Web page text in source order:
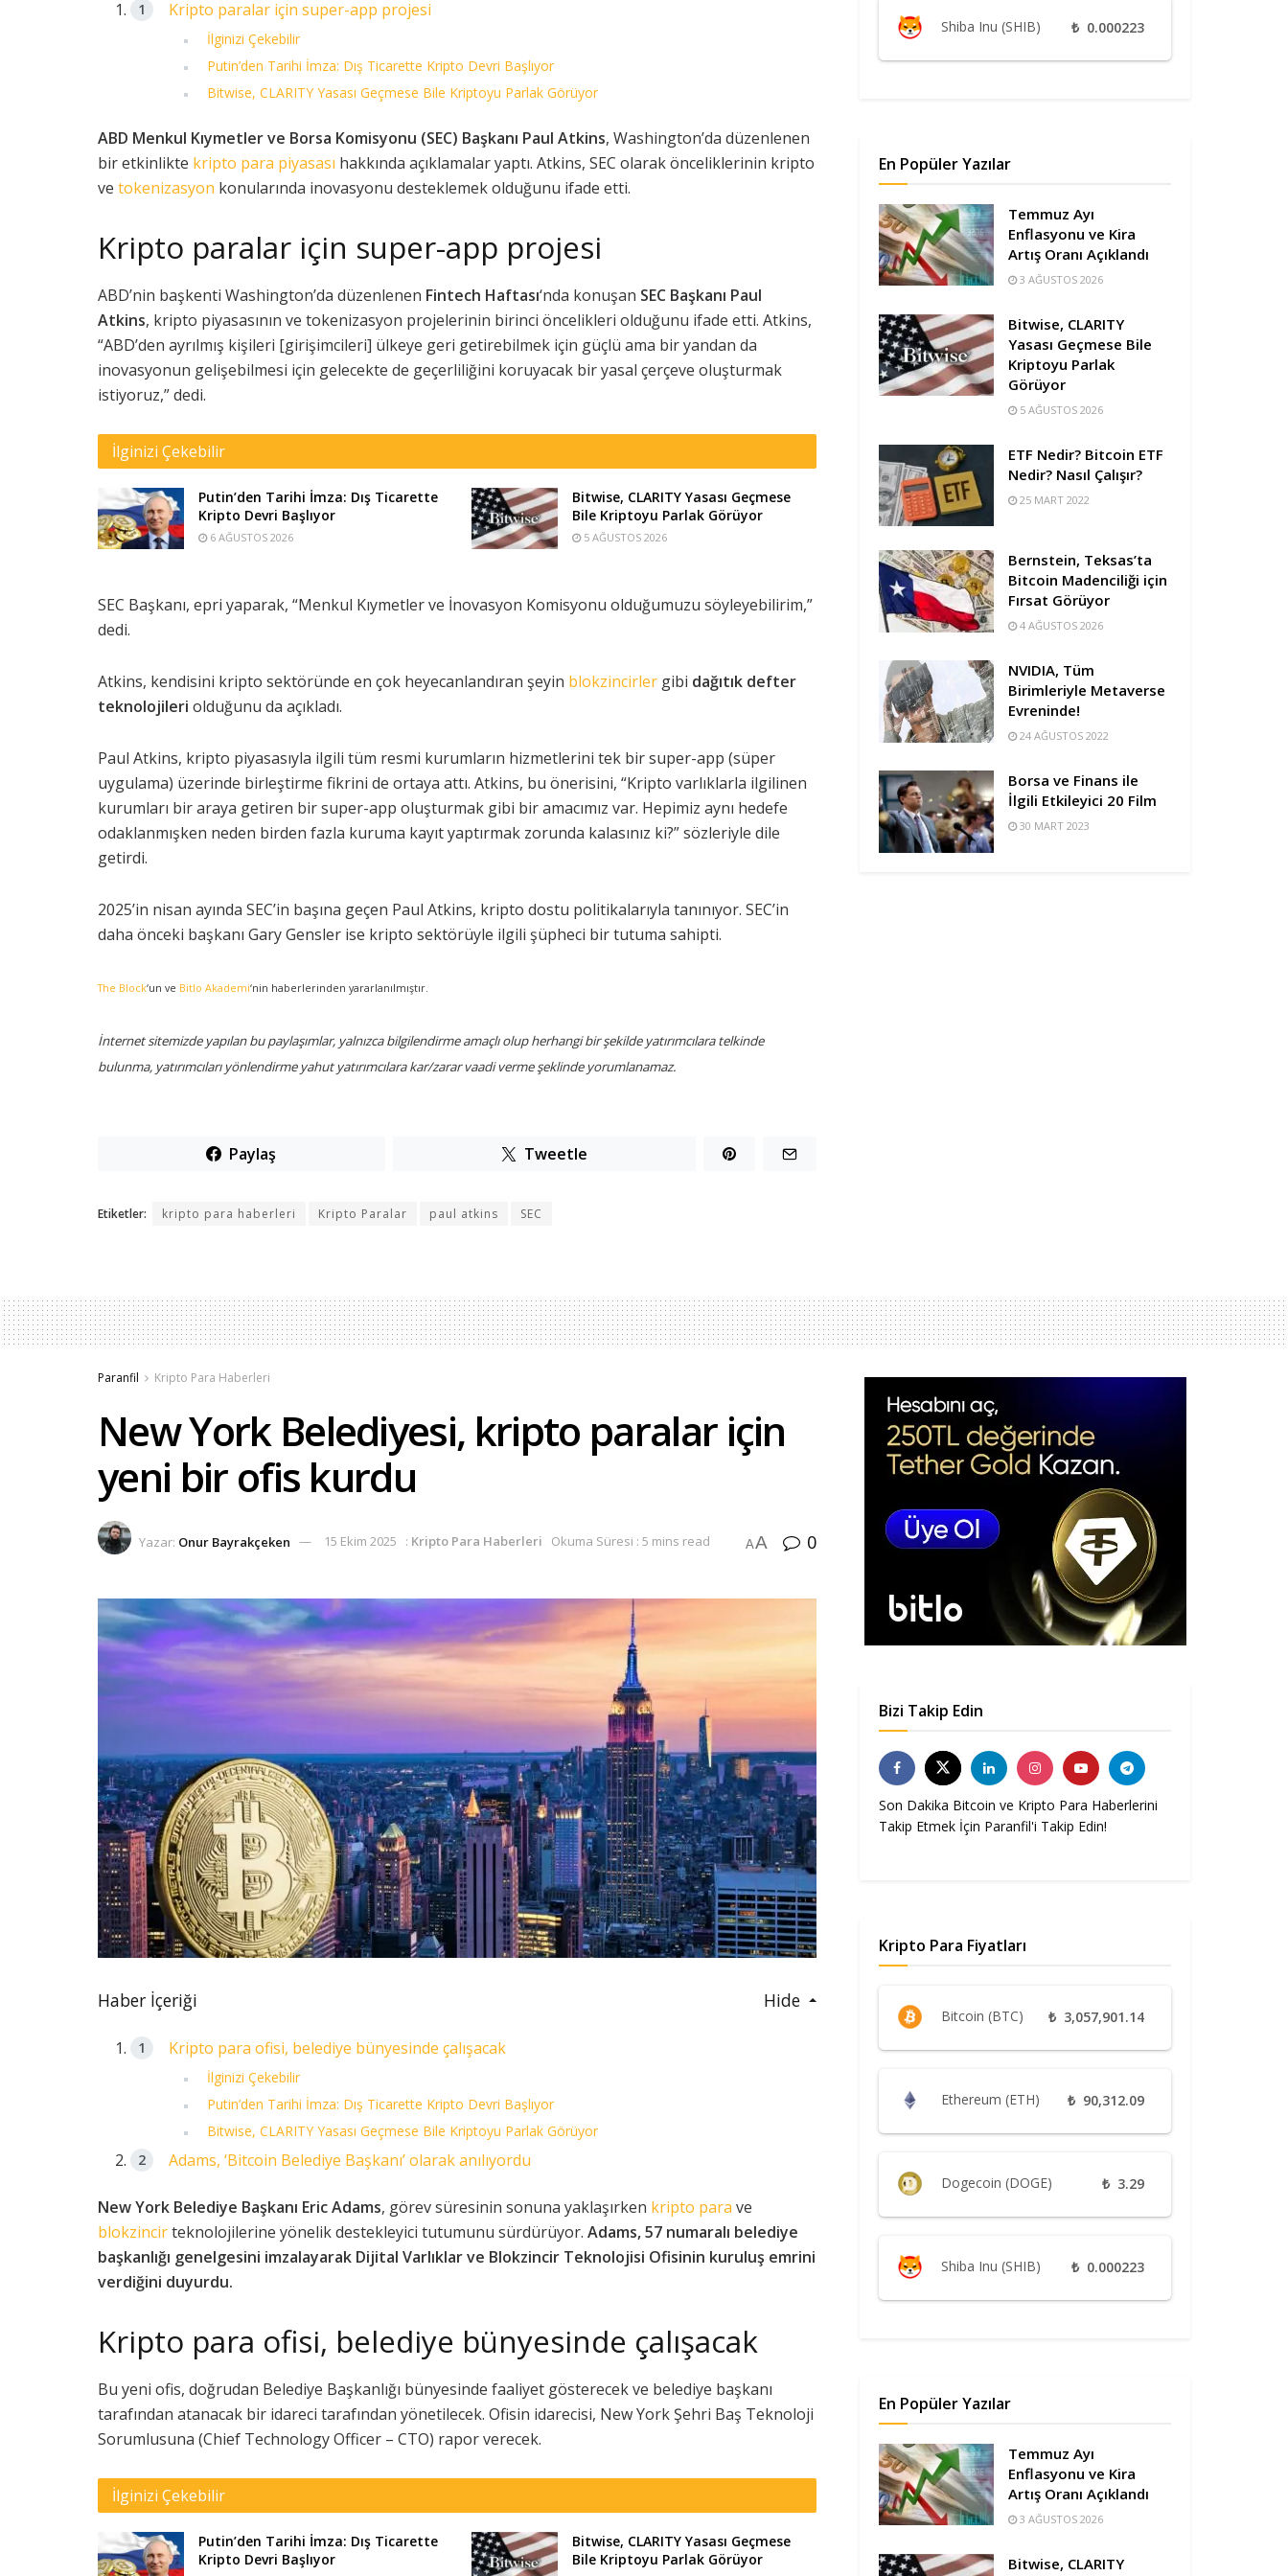
Kripto paralar için super-app projesi
İlginizi Çekebilir
Putin’den Tarihi İmza: Dış Ticarette Kripto Devri Başlıyor
Bitwise, CLARITY Yasası Geçmese Bile Kriptoyu Parlak Görüyor
ABD Menkul Kıymetler ve Borsa Komisyonu (SEC) Başkanı Paul Atkins, Washington’da düzenlenen
bir etkinlikte kripto para piyasası hakkında açıklamalar yaptı. Atkins, SEC olarak önceliklerinin kripto
ve tokenizasyon konularında inovasyonu desteklemek olduğunu ifade etti.
Kripto paralar için super-app projesi
ABD’nin başkenti Washington’da düzenlenen Fintech Haftası‘nda konuşan SEC Başkanı Paul
Atkins, kripto piyasasının ve tokenizasyon projelerinin birinci öncelikleri olduğunu ifade etti. Atkins,
“ABD’den ayrılmış kişileri [girişimcileri] ülkeye geri getirebilmek için güçlü ama bir yandan da
inovasyonun gelişebilmesi için gelecekte de geçerliliğini koruyacak bir yasal çerçeve oluşturmak
istiyoruz,” dedi.
İlginizi Çekebilir
Putin’den Tarihi İmza: Dış Ticarette
Kripto Devri Başlıyor
6 AĞUSTOS 2026
Bitwise, CLARITY Yasası Geçmese
Bile Kriptoyu Parlak Görüyor
5 AĞUSTOS 2026
SEC Başkanı, epri yaparak, “Menkul Kıymetler ve İnovasyon Komisyonu olduğumuzu söyleyebilirim,”
dedi.
Atkins, kendisini kripto sektöründe en çok heyecanlandıran şeyin blokzincirler gibi dağıtık defter
teknolojileri olduğunu da açıkladı.
Paul Atkins, kripto piyasasıyla ilgili tüm resmi kurumların hizmetlerini tek bir super-app (süper
uygulama) üzerinde birleştirme fikrini de ortaya attı. Atkins, bu önerisini, “Kripto varlıklarla ilgilinen
kurumları bir araya getiren bir super-app oluşturmak gibi bir amacımız var. Hepimiz aynı hedefe
odaklanmışken neden birden fazla kuruma kayıt yaptırmak zorunda kalasınız ki?” sözleriyle dile
getirdi.
2025’in nisan ayında SEC’in başına geçen Paul Atkins, kripto dostu politikalarıyla tanınıyor. SEC’in
daha önceki başkanı Gary Gensler ise kripto sektörüyle ilgili şüpheci bir tutuma sahipti.
The Block‘un ve Bitlo Akademi‘nin haberlerinden yararlanılmıştır.
İnternet sitemizde yapılan bu paylaşımlar, yalnızca bilgilendirme amaçlı olup herhangi bir şekilde yatırımcılara telkinde
bulunma, yatırımcıları yönlendirme yahut yatırımcılara kar/zarar vaadi verme şeklinde yorumlanamaz.
Paylaş Tweetle
Etiketler: kripto para haberleri Kripto Paralar paul atkins SEC
Shiba Inu (SHIB) ₺ 0.000223
En Popüler Yazılar
Temmuz Ayı
Enflasyonu ve Kira
Artış Oranı Açıklandı
3 AĞUSTOS 2026
Bitwise, CLARITY
Yasası Geçmese Bile
Kriptoyu Parlak
Görüyor
5 AĞUSTOS 2026
ETF Nedir? Bitcoin ETF
Nedir? Nasıl Çalışır?
25 MART 2022
Bernstein, Teksas’ta
Bitcoin Madenciliği için
Fırsat Görüyor
4 AĞUSTOS 2026
NVIDIA, Tüm
Birimleriyle Metaverse
Evreninde!
24 AĞUSTOS 2022
Borsa ve Finans ile
İlgili Etkileyici 20 Film
30 MART 2023
Paranfil Kripto Para Haberleri
New York Belediyesi, kripto paralar için
yeni bir ofis kurdu
Yazar: Onur Bayrakçeken 15 Ekim 2025 : Kripto Para Haberleri Okuma Süresi : 5 mins read AA 0
Haber İçeriği Hide
Kripto para ofisi, belediye bünyesinde çalışacak
İlginizi Çekebilir
Putin’den Tarihi İmza: Dış Ticarette Kripto Devri Başlıyor
Bitwise, CLARITY Yasası Geçmese Bile Kriptoyu Parlak Görüyor
Adams, ‘Bitcoin Belediye Başkanı’ olarak anılıyordu
New York Belediye Başkanı Eric Adams, görev süresinin sonuna yaklaşırken kripto para ve
blokzincirteknolojilerine yönelik destekleyici tutumunu sürdürüyor. Adams, 57 numaralı belediye
başkanlığı genelgesini imzalayarak Dijital Varlıklar ve Blokzincir Teknolojisi Ofisinin kuruluş emrini
verdiğini duyurdu.
Kripto para ofisi, belediye bünyesinde çalışacak
Bu yeni ofis, doğrudan Belediye Başkanlığı bünyesinde faaliyet gösterecek ve belediye başkanı
tarafından atanacak bir idareci tarafından yönetilecek. Ofisin idarecisi, New York Şehri Baş Teknoloji
Sorumlusuna (Chief Technology Officer – CTO) rapor verecek.
İlginizi Çekebilir
Putin’den Tarihi İmza: Dış Ticarette
Kripto Devri Başlıyor
Bitwise, CLARITY Yasası Geçmese
Bile Kriptoyu Parlak Görüyor
Bizi Takip Edin
Son Dakika Bitcoin ve Kripto Para Haberlerini
Takip Etmek İçin Paranfil'i Takip Edin!
Kripto Para Fiyatları
Bitcoin (BTC) ₺ 3,057,901.14
Ethereum (ETH) ₺ 90,312.09
Dogecoin (DOGE) ₺ 3.29
Shiba Inu (SHIB) ₺ 0.000223
En Popüler Yazılar
Temmuz Ayı
Enflasyonu ve Kira
Artış Oranı Açıklandı
3 AĞUSTOS 2026
Bitwise, CLARITY